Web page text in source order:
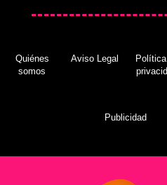
Quiénes
somos
Aviso Legal
Publicidad